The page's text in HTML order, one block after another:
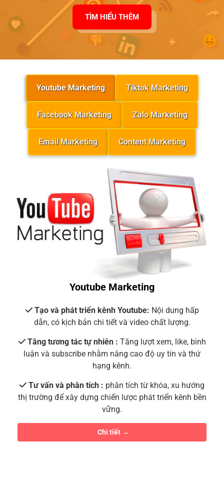
TÌM HIỂU THÊM
Youtube Marketing Tiktok Marketing
Facebook Marketing Zalo Marketing
Email Marketing Content Marketing
Youtube Marketing
Tạo và phát triển kênh Youtube: Nội dung hấp
dẫn, có kịch bản chi tiết và video chất lượng.
Tăng tương tác tự nhiên : Tăng lượt xem, like, bình
luận và subscribe nhằm nâng cao độ uy tín và thứ
hạng kênh.
Tư vấn và phân tích : phân tích từ khóa, xu hướng
thị trường để xây dựng chiến lược phát triển kênh bền
vững.
Chi tiết